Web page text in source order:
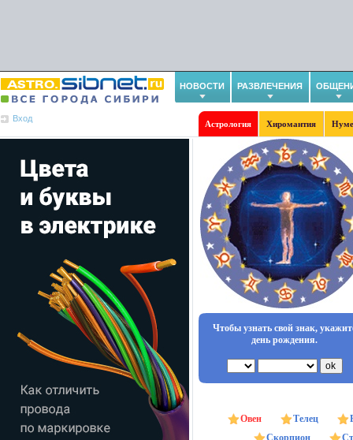
НОВОСТИ РАЗВЛЕЧЕНИЯ
Вход
Астрология Хиромантия
Чтобы узнать свой знак,
день рождения.
Овен Телец
Скорпион